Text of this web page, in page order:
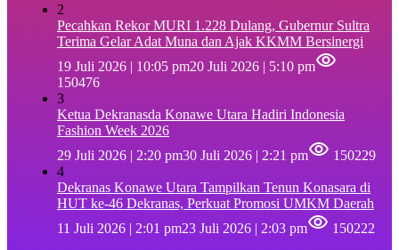
2
Pecahkan Rekor MURI 1.228 Dulang, Gubernur Sultra
Terima Gelar Adat Muna dan Ajak KKMM Bersinergi
19 Juli 2026 | 10:05 pm20 Juli 2026 | 5:10 pm
150476
3
Ketua Dekranasda Konawe Utara Hadiri Indonesia
Fashion Week 2026
29 Juli 2026 | 2:20 pm30 Juli 2026 | 2:21 pm
150229
4
Dekranas Konawe Utara Tampilkan Tenun Konasara di
HUT ke-46 Dekranas, Perkuat Promosi UMKM Daerah
11 Juli 2026 | 2:01 pm23 Juli 2026 | 2:03 pm 150222